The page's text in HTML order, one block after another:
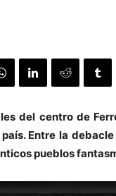
del centro de
Entre la
pueblos